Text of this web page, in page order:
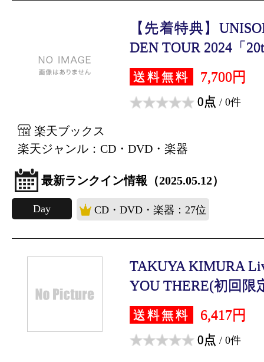
【先着特典】
DEN TOUR 2024「
送料無料 7,700円
0点 / 0件
楽天ブックス
楽天ジャンル：CD・DVD・楽器
最新ランクイン情報（2025.05.12）
Day CD・DVD・楽器：27位
TAKUYA KIMURA
YOU THERE(初回限
送料無料 6,417円
0点 / 0件